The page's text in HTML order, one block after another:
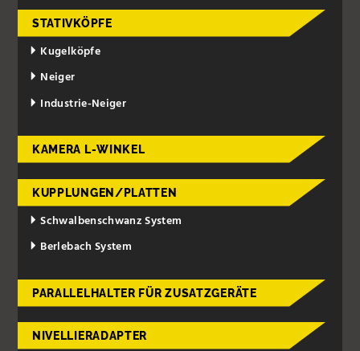
STATIVKÖPFE
Kugelköpfe
Neiger
Industrie-Neiger
KAMERA L-WINKEL
KUPPLUNGEN/PLATTEN
Schwalbenschwanz System
Berlebach System
PARALLELHALTER FÜR ZUSATZGERÄTE
NIVELLIERADAPTER